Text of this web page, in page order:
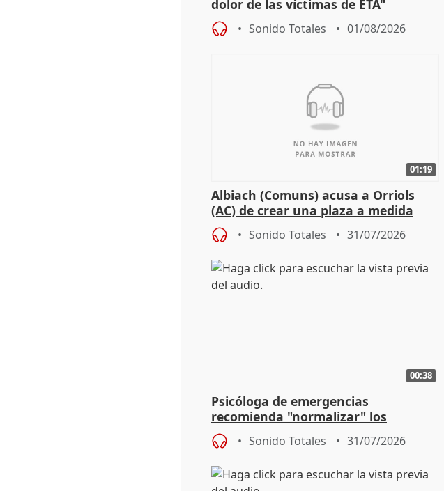
dolor de las víctimas de ETA"
Sonido Totales 01/08/2026
01:19
Albiach (Comuns) acusa a Orriols
(AC) de crear una plaza a medida
para su hija en Ripoll (Girona)
Sonido Totales 31/07/2026
00:38
Psicóloga de emergencias
recomienda "normalizar" los
síntomas tras sufrir un incendio
Sonido Totales 31/07/2026